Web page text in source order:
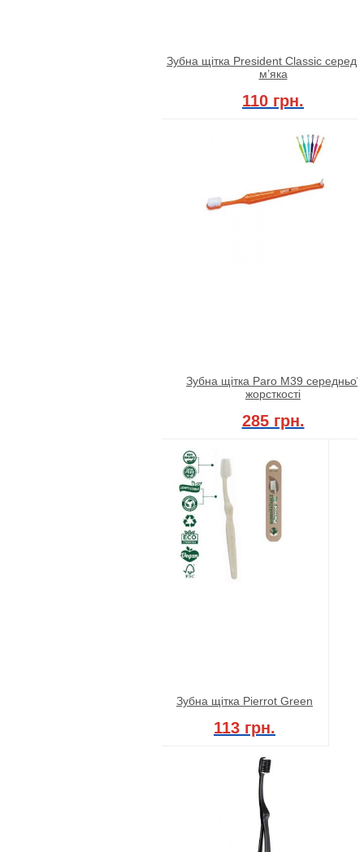
Зубна щітка President Classiс
м’яка
110 грн.
Зубна щітка Paro M39 середньої
жорсткості
285 грн.
Зубна щітка Pierrot Green
113 грн.